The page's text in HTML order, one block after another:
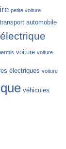
petite voiture
transport automobile
voiture voiture
électriques voiture
véhicules